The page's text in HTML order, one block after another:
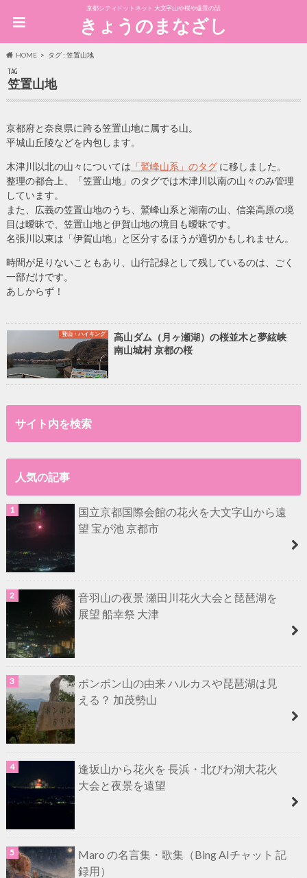
京都シティドットネット 大文字山や桜や遠景の話
きょうのまなざし
HOME タグ : 笠置山地
TAG
笠置山地
京都府と奈良県に跨る笠置山地に属する山。
平城山丘陵などを内包します。
木津川以北の山々については 「鷲峰山系」のタグに移しました。
整理の都合上、「笠置山地」のタグでは木津川以南の山々のみ管理
しています。
また、広義の笠置山地のうち、鷲峰山系と湖南の山、信楽高原の境
目は曖昧で、笠置山地と伊賀山地の境目も曖昧です。
名張川以東は「伊賀山地」と区分するほうが適切かもしれません。
時間が足りないこともあり、山行記録として残しているのは、ごく
一部だけです。
あしからず！
登山・ハイキング
高山ダム（月ヶ瀬湖）の桜並木と夢絃峡
南山城村 京都の桜
サイト内を検索
人気の記事
国立京都国際会館の花火を大文字山から遠
望 宝が池 京都市
音羽山の夜景 瀬田川花火大会と琵琶湖を
展望 船幸祭 大津
ポンポン山の由来 ハルカスや琵琶湖は見
える？ 加茂勢山
逢坂山から花火を 長浜・北びわ湖大花火
大会と夜景を遠望
Maro の名言集・歌集（Bing AIチャット 記
録用）